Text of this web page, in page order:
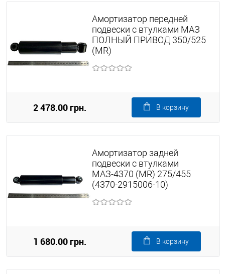
Амортизатор передней
подвески с втулками МАЗ
ПОЛНЫЙ ПРИВОД 350/525
(MR)
2 478.00 грн. В корзину
Амортизатор задней
подвески с втулками
МАЗ-4370 (MR) 275/455
(4370-2915006-10)
1 680.00 грн. В корзину